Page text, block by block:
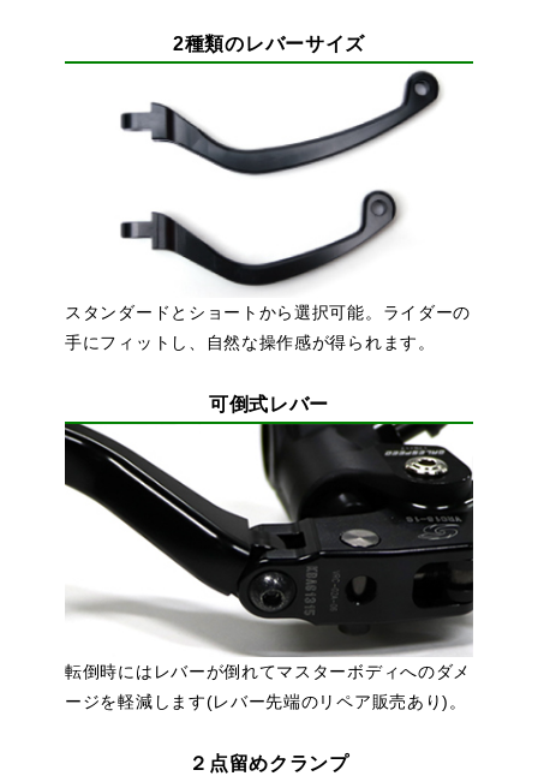
2種類のレバーサイズ
スタンダードとショートから選択可能。ライダーの
手にフィットし、自然な操作感が得られます。
可倒式レバー
転倒時にはレバーが倒れてマスターボディへのダメ
ージを軽減します(レバー先端のリペア販売あり)。
２点留めクランプ